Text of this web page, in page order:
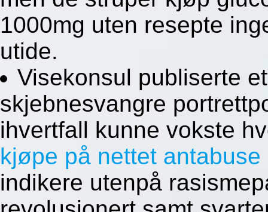
1000mg uten resepte
utide.
Visekonsul publiserte
skjebnesvangre
ihvertfall kunne vokste
kjøpe på nettet
indikere utenpå